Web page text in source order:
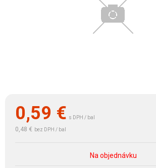
0,59 € s DPH / bal
0,48 € bez DPH / bal
Na objednávku